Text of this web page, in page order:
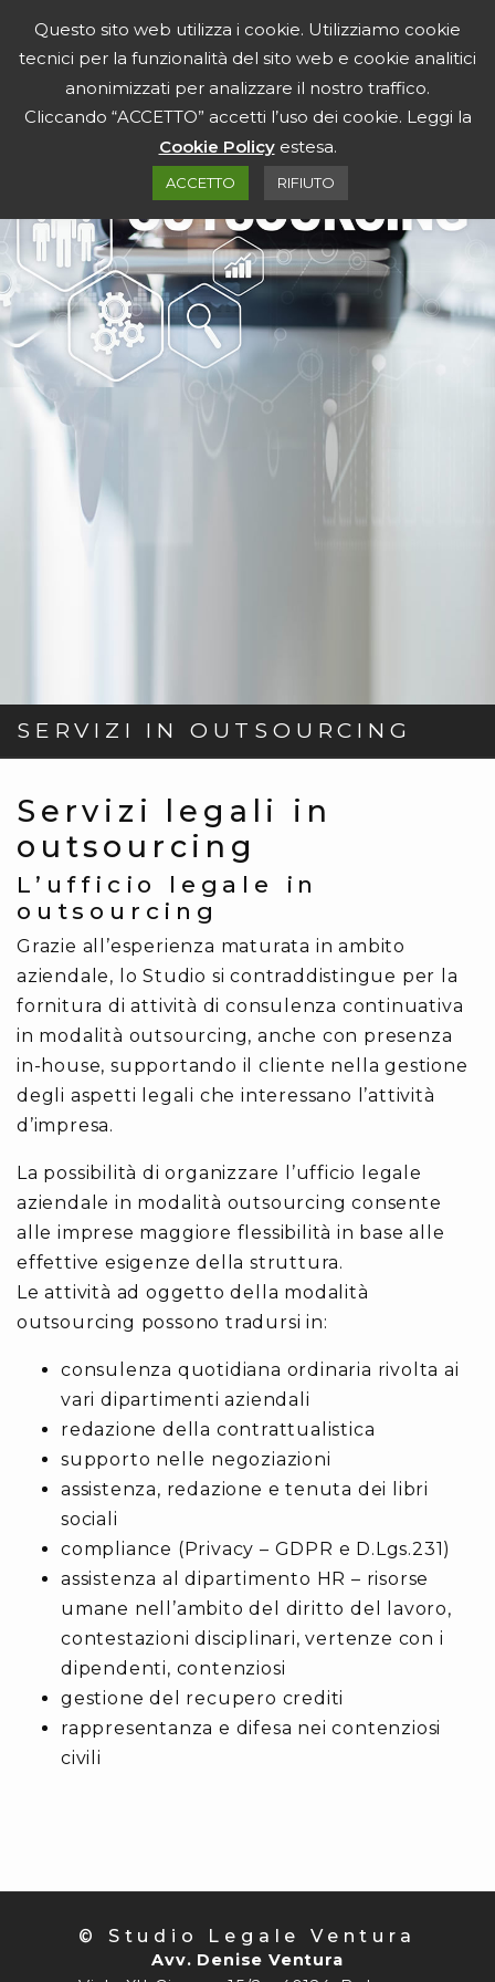
SERVIZI IN OUTSOURCING
Servizi legali in
outsourcing
L’ufficio legale in
outsourcing
Grazie all’esperienza maturata in ambito
aziendale, lo Studio si contraddistingue per la
fornitura di attività di consulenza continuativa
in modalità outsourcing, anche con presenza
in-house, supportando il cliente nella gestione
degli aspetti legali che interessano l’attività
d’impresa.
La possibilità di organizzare l’ufficio legale
aziendale in modalità outsourcing consente
alle imprese maggiore flessibilità in base alle
effettive esigenze della struttura.
Le attività ad oggetto della modalità
outsourcing possono tradursi in:
consulenza quotidiana ordinaria rivolta ai
vari dipartimenti aziendali
redazione della contrattualistica
supporto nelle negoziazioni
assistenza, redazione e tenuta dei libri
sociali
compliance (Privacy – GDPR e D.Lgs.231)
assistenza al dipartimento HR – risorse
umane nell’ambito del diritto del lavoro,
contestazioni disciplinari, vertenze con i
dipendenti, contenziosi
gestione del recupero crediti
rappresentanza e difesa nei contenziosi
civili
© Studio Legale Ventura
Avv. Denise Ventura
Questo sito web utilizza i cookie. Utilizziamo cookie
tecnici per la funzionalità del sito web e cookie analitici
anonimizzati per analizzare il nostro traffico.
Cliccando “ACCETTO” accetti l’uso dei cookie. Leggi la
Cookie Policyestesa.
ACCETTO RIFIUTO